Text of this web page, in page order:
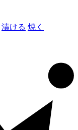
漬ける 焼く